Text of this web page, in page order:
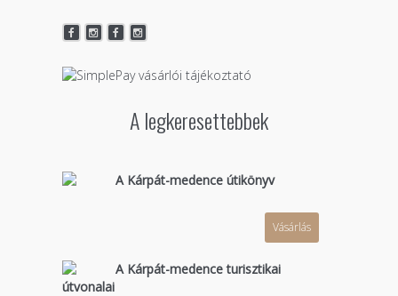
A legkeresettebbek
A Kárpát-medence útikönyv
Vásárlás
A Kárpát-medence turisztikai
útvonalai